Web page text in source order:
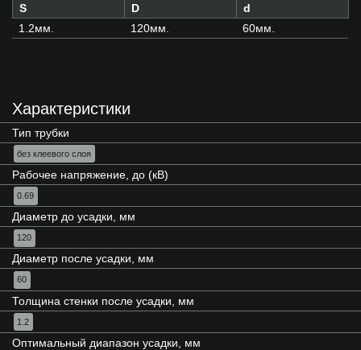
S D
d
1.2мм.
120мм. 60мм.
Характеристики
Тип трубки
без клеевого слоя
Рабочее напряжение, до (кВ)
0.69
Диаметр до усадки, мм
120
Диаметр после усадки, мм
60
Толщина стенки после усадки, мм
1.2
Оптимальный диапазон усадки, мм